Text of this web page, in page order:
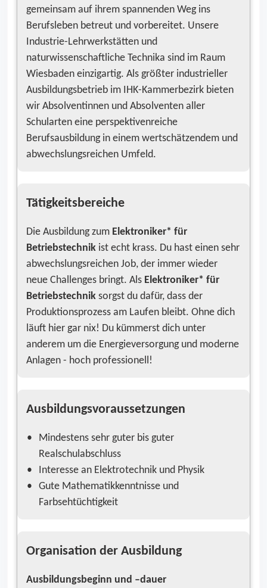
gemeinsam auf ihrem spannenden Weg ins
Berufsleben betreut und vorbe­reitet. Unsere
Industrie-Lehrwerkstätten und
naturwissenschaftliche Technika sind im Raum
Wiesba­den einzig­artig. Als größter industrieller
Ausbildungsbetrieb im IHK-Kammerbezirk bieten
wir Absol­ventinnen und Absolventen aller
Schularten eine perspektivenreiche
Berufsausbildung in einem wert­schätzendem und
abwechslungsreichen Umfeld.
Tätigkeitsbereiche
Die Ausbildung zum Elektroniker* für
Betriebstechnik ist echt krass. Du hast einen sehr
abwechslungsreichen Job, der immer wieder
neue Challenges bringt. Als Elektroniker* für
Betriebstechnik sorgst du dafür, dass der
Produktionsprozess am Laufen bleibt. Ohne dich
läuft hier gar nix! Du kümmerst dich unter
anderem um die Energieversorgung und moderne
Anlagen - hoch professionell!
Ausbildungsvoraussetzungen
Mindestens sehr guter bis guter
Realschulabschluss
Interesse an Elektrotechnik und Physik
Gute Mathematikkenntnisse und
Farbsehtüchtigkeit
Organisation der Ausbildung
Ausbildungsbeginn und –dauer